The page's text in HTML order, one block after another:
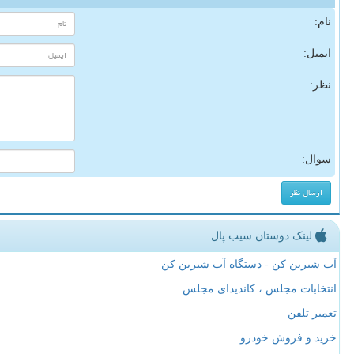
نام:
ایمیل:
نظر:
سوال:
لینک دوستان سیب پال
آب شیرین کن - دستگاه آب شیرین کن
انتخابات مجلس ، کاندیدای مجلس
تعمیر تلفن
خرید و فروش خودرو